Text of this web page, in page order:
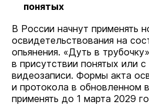
понятых
В России начнут применять
освидетельствования на
опьянения. «Дуть в
в присутствии понятых или
видеозаписи. Формы акта
и протокола в обновленном
применять до 1 марта 2029